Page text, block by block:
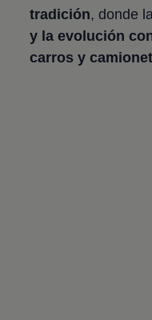
tradición, donde
y la evolución
carros y